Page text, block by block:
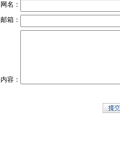
网名：
邮箱：
内容：